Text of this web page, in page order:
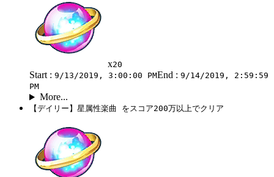
x20
Start : 9/13/2019, 3:00:00 PMEnd : 9/14/2019, 2:59:59
PM
More...
【デイリー】星属性楽曲 をスコア200万以上でクリア